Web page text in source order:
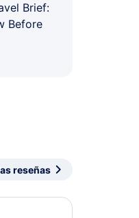
Brief:
Before
reseñas